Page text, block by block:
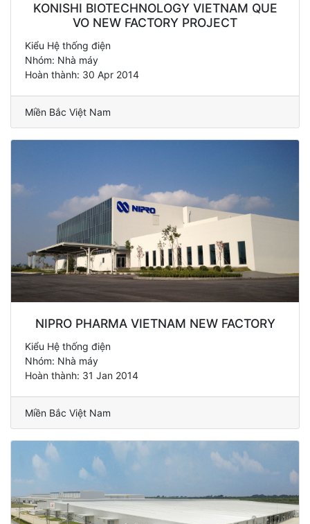
KONISHI BIOTECHNOLOGY VIETNAM QUE
VO NEW FACTORY PROJECT
Kiểu Hệ thống điện
Nhóm: Nhà máy
Hoàn thành: 30 Apr 2014
Miền Bắc Việt Nam
NIPRO PHARMA VIETNAM NEW FACTORY
Kiểu Hệ thống điện
Nhóm: Nhà máy
Hoàn thành: 31 Jan 2014
Miền Bắc Việt Nam